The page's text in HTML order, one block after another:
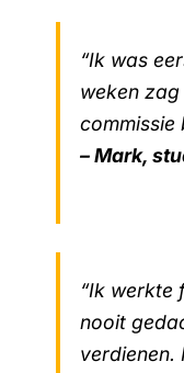
“Ik was
weken
commissie
– Mark,
“Ik werkte
nooit
verdienen.